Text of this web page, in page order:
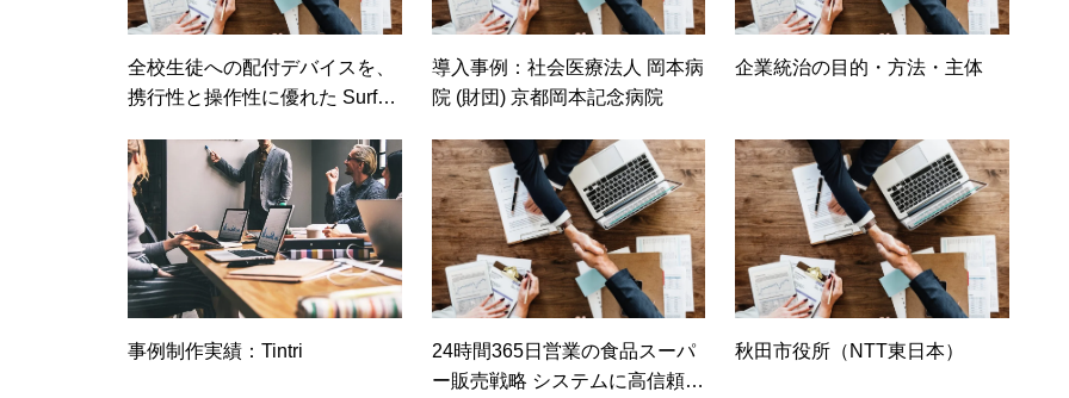
全校生徒への配付デバイスを、
携行性と操作性に優れた Surfac
横須賀総合高等学校
導入事例：社会医療法人 岡本病
院 (財団) 京都岡本記念病院
企業統治の目的・方法・主体
事例制作実績：Tintri
24時間365日営業の食品スーパ
ー販売戦略 システムに高信頼・
秋田市役所（NTT東日本）